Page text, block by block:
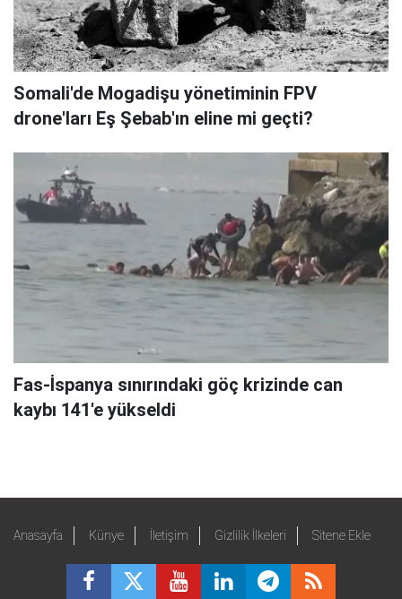
Somali'de Mogadişu yönetiminin FPV
drone'ları Eş Şebab'ın eline mi geçti?
Fas-İspanya sınırındaki göç krizinde can
kaybı 141'e yükseldi
Anasayfa Künye İletişim Gizlilik İlkeleri Sitene Ekle